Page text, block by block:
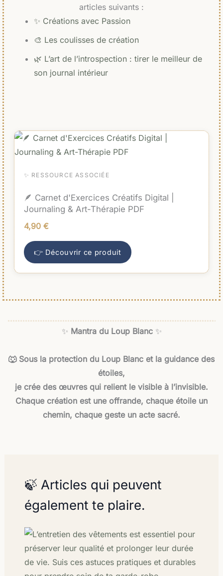
articles suivants :
✨ Créations avec Passion
🎨 Les coulisses de création
🌿 L’art de l’introspection : tirer le meilleur de
son journal intérieur
✨ RESSOURCE ASSOCIÉE
🪶 Carnet d'Exercices Créatifs Digital |
Journaling & Art-Thérapie PDF
4,90 €
👉 Découvrir ce produit
✨ Mantra du Loup Blanc✨
🐺 Sous la protection du Loup Blanc et la guidance des
étoiles,
je crée des œuvres qui relient le visible à l’invisible.
Chaque création est une offrande, chaque étoile un
chemin, chaque geste un acte sacré.
🍃 Articles qui peuvent
également te plaire.